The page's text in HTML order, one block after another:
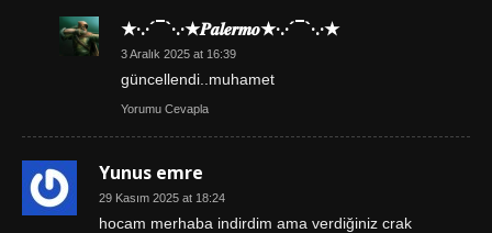
★·.·´¯`·.·★𝑷𝒂𝒍𝒆𝒓𝒎𝒐★·.·´¯`·.·★
3 Aralık 2025 at 16:39
güncellendi..muhamet
Yorumu Cevapla
Yunus emre
29 Kasım 2025 at 18:24
hocam merhaba indirdim ama verdiğiniz crak